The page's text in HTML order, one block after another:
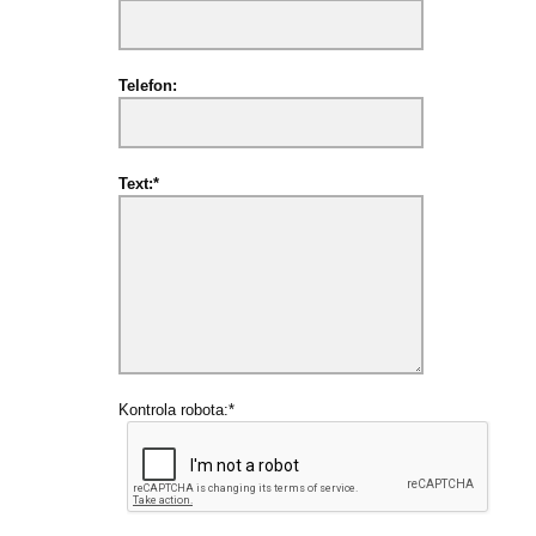
Telefon:
Text:*
Kontrola robota:*